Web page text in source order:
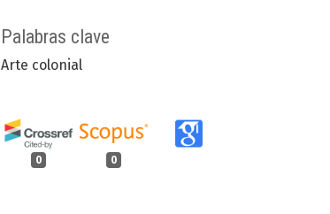
Palabras clave
Arte colonial
0 0